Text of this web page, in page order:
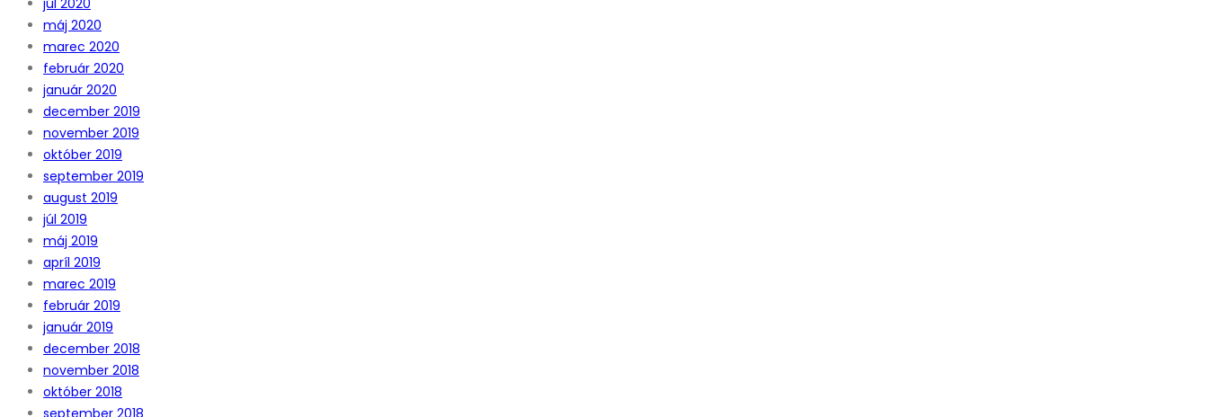
máj 2020
marec 2020
február 2020
január 2020
december 2019
november 2019
október 2019
september 2019
august 2019
júl 2019
máj 2019
apríl 2019
marec 2019
február 2019
január 2019
december 2018
november 2018
október 2018
september 2018